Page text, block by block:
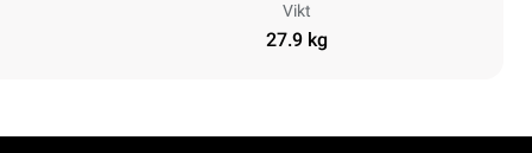
Vikt
27.9 kg